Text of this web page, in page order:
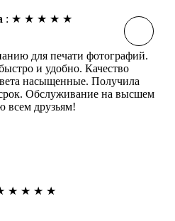
: ★ ★ ★ ★ ★
для печати фотографий.
и удобно. Качество
насыщенные. Получила
Обслуживание на высшем
всем друзьям!
★ ★ ★ ★